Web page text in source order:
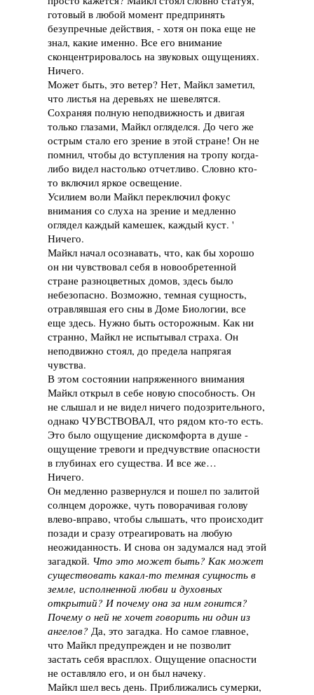
готовый в любой момент предпринять
безупречные действия, - хотя он пока еще не
знал, какие именно. Все его внимание
сконцентрировалось на звуковых ощущениях.
Ничего.
Может быть, это ветер? Нет, Майкл заметил,
что листья на деревьях не шевелятся.
Сохраняя полную неподвижность и двигая
только глазами, Майкл огляделся. До чего же
острым стало его зрение в этой стране! Он не
помнил, чтобы до вступления на тропу когда-
либо видел настолько отчетливо. Словно кто-
то включил яркое освещение.
Усилием воли Майкл переключил фокус
внимания со слуха на зрение и медленно
оглядел каждый камешек, каждый куст. '
Ничего.
Майкл начал осознавать, что, как бы хорошо
он ни чувствовал себя в новообретенной
стране разноцветных домов, здесь было
небезопасно. Возможно, темная сущность,
отравлявшая его сны в Доме Биологии, все
еще здесь. Нужно быть осторожным. Как ни
странно, Майкл не испытывал страха. Он
неподвижно стоял, до предела напрягая
чувства.
В этом состоянии напряженного внимания
Майкл открыл в себе новую способность. Он
не слышал и не видел ничего подозрительного,
однако ЧУВСТВОВАЛ, что рядом кто-то есть.
Это было ощущение дискомфорта в душе -
ощущение тревоги и предчувствие опасности
в глубинах его существа. И все же…
Ничего.
Он медленно развернулся и пошел по залитой
солнцем дорожке, чуть поворачивая голову
влево-вправо, чтобы слышать, что происходит
позади и сразу отреагировать на любую
неожиданность. И снова он задумался над этой
загадкой. Что это может быть? Как может
существовать какал-то темная сущность в
земле, исполненной любви и духовных
открытий? И почему она за ним гонится?
Почему о ней не хочет говорить ни один из
ангелов? Да, это загадка. Но самое главное,
что Майкл предупрежден и не позволит
застать себя врасплох. Ощущение опасности
не оставляло его, и он был начеку.
Майкл шел весь день. Приближались сумерки,